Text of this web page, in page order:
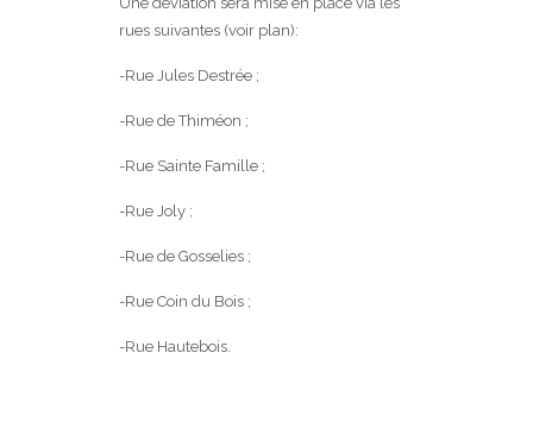
rues suivantes (voir plan):
-Rue Jules Destrée ;
-Rue de Thiméon ;
-Rue Sainte Famille ;
-Rue Joly ;
-Rue de Gosselies ;
-Rue Coin du Bois ;
-Rue Hautebois.